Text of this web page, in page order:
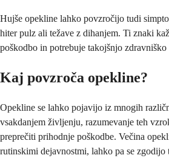
Hujše opekline lahko povzročijo tudi
hiter pulz ali težave z dihanjem. Ti znaki
poškodbo in potrebuje takojšnjo zdravniško
Kaj povzroča opekline?
Opekline se lahko pojavijo iz mnogih
vsakdanjem življenju, razumevanje teh
preprečiti prihodnje poškodbe. Večina
rutinskimi dejavnostmi, lahko pa se zgodijo